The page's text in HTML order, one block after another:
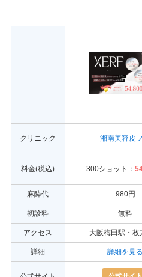
クリニック 湘南美容皮
料金(税込) 300ショット：
麻酔代 980円
初診料 無料
アクセス 大阪梅田駅・枚
詳細 詳細を見る